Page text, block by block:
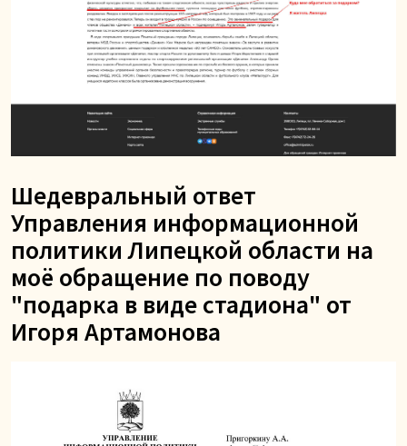
Шедевральный ответ
Управления информационной
политики Липецкой области на
моё обращение по поводу
"подарка в виде стадиона" от
Игоря Артамонова